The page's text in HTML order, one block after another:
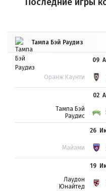
Тампа Бэй Раудиз
09
Оранж Каунти
02
Тампа Бэй
Раудис
26
Майами
19
Лаудон
Юнайтед